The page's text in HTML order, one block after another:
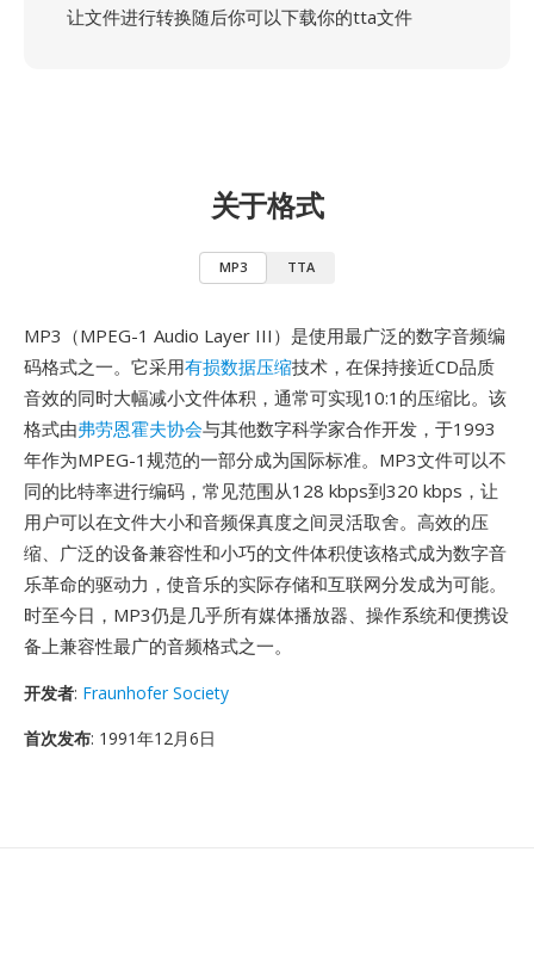
让文件进行转换随后你可以下载你的tta文件
关于格式
MP3 TTA
MP3（MPEG-1 Audio Layer III）是使用最广泛的数字音频编
码格式之一。它采用有损数据压缩技术，在保持接近CD品质
音效的同时大幅减小文件体积，通常可实现10:1的压缩比。该
格式由弗劳恩霍夫协会与其他数字科学家合作开发，于1993
年作为MPEG-1规范的一部分成为国际标准。MP3文件可以不
同的比特率进行编码，常见范围从128 kbps到320 kbps，让
用户可以在文件大小和音频保真度之间灵活取舍。高效的压
缩、广泛的设备兼容性和小巧的文件体积使该格式成为数字音
乐革命的驱动力，使音乐的实际存储和互联网分发成为可能。
时至今日，MP3仍是几乎所有媒体播放器、操作系统和便携设
备上兼容性最广的音频格式之一。
开发者: Fraunhofer Society
首次发布: 1991年12月6日